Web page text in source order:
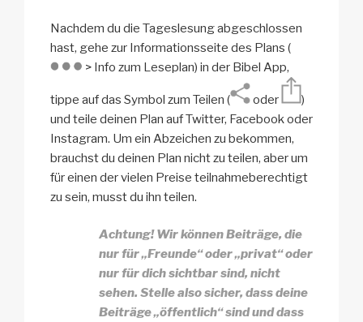
Nachdem du die Tageslesung abgeschlossen
hast, gehe zur Informationsseite des Plans (
> Info zum Leseplan) in der Bibel App,
tippe auf das Symbol zum Teilen ( oder
)
und teile deinen Plan auf Twitter, Facebook oder
Instagram. Um ein Abzeichen zu bekommen,
brauchst du deinen Plan nicht zu teilen, aber um
für einen der vielen Preise teilnahmeberechtigt
zu sein, musst du ihn teilen.
Achtung! Wir können Beiträge, die
nur für „Freunde“ oder „privat“ oder
nur für dich sichtbar sind, nicht
sehen. Stelle also sicher, dass deine
Beiträge „öffentlich“ sind und dass